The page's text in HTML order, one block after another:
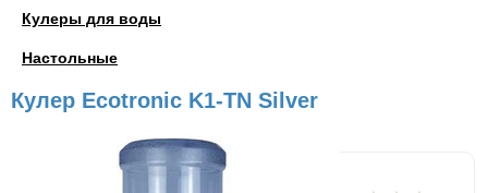
Кулеры для воды
Настольные
Кулер Ecotronic K1-TN Silver